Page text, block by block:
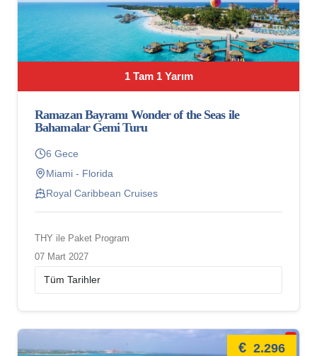
1 Tam 1 Yarım
Ramazan Bayramı Wonder of the Seas ile
Bahamalar Gemi Turu
6 Gece
Miami - Florida
Royal Caribbean Cruises
THY ile Paket Program
07 Mart 2027
€ 2.296